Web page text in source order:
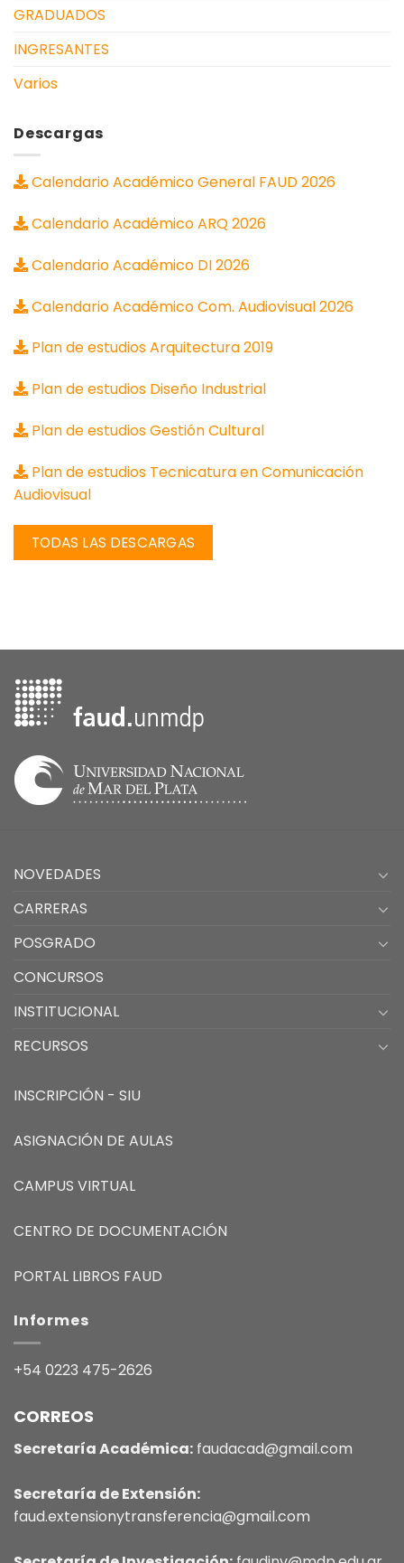
GRADUADOS
INGRESANTES
Varios
Descargas
Calendario Académico General FAUD 2026
Calendario Académico ARQ 2026
Calendario Académico DI 2026
Calendario Académico Com. Audiovisual 2026
Plan de estudios Arquitectura 2019
Plan de estudios Diseño Industrial
Plan de estudios Gestión Cultural
Plan de estudios Tecnicatura en Comunicación
Audiovisual
NOVEDADES
CARRERAS
POSGRADO
CONCURSOS
INSTITUCIONAL
RECURSOS
INSCRIPCIÓN - SIU
ASIGNACIÓN DE AULAS
CAMPUS VIRTUAL
CENTRO DE DOCUMENTACIÓN
PORTAL LIBROS FAUD
Informes
+54 0223 475-2626
CORREOS
Secretaría Académica: faudacad@gmail.com
Secretaría de Extensión:
faud.extensionytransferencia@gmail.com